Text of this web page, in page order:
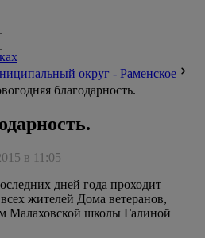
округ - Раменское
благодарность.
в 11:05
дней года проходит
жителей Дома ветеранов,
Малаховской школы Галиной